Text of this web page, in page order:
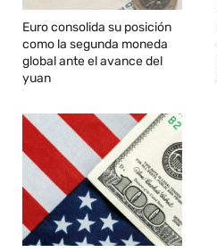
Euro consolida su posición
como la segunda moneda
global ante el avance del
yuan